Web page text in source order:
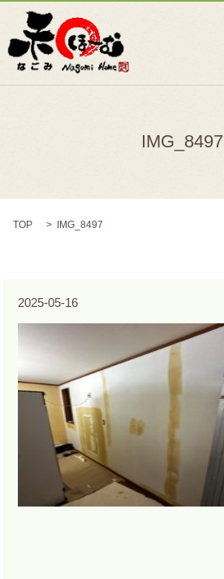
IMG_8497
TOP IMG_8497
2025-05-16